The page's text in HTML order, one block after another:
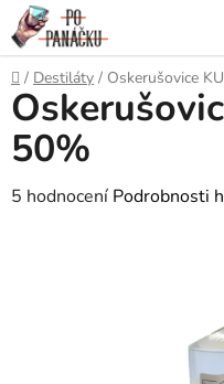
Přejít
na
obsah
Domů
/ Destiláty / Oskerušovice
50%
Průměrné
5 hodnocení Podrobnosti